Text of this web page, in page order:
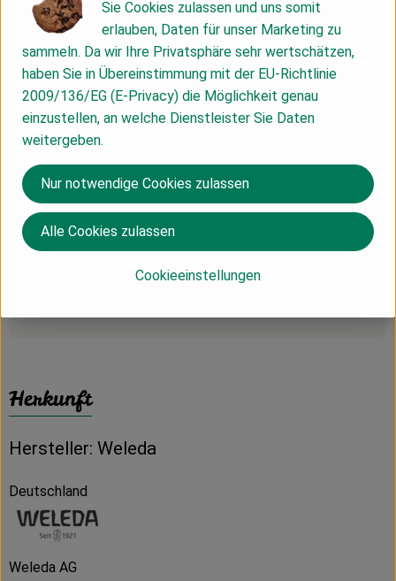
Ingredients (INCI):
Alcohol, Water (Aqua), Fragrance (Parfum)*, Salvia Officinalis
(Sage) Oil, Melaleuca Alternifolia (Tea Tree) Leaf Oil,
Ammonium Glycyrrhizate, Limonene*, Linalool*, Geraniol*,
Coumarin*. *from natural essential oils
(Alle Informationen und Abbildungen zum Produkt wurden
durch die Weleda AG verfasst, die Wiedergabe erfolgt mit
freundlicher Genehmigung durch Weleda, www.weleda.de.)
Produktinformationen
Herkunft
Hersteller: Weleda
Deutschland
Weleda AG
Sie Cookies zulassen und uns somit
erlauben, Daten für unser Marketing zu
sammeln. Da wir Ihre Privatsphäre sehr wertschätzen,
haben Sie in Übereinstimmung mit der EU-Richtlinie
2009/136/EG (E-Privacy) die Möglichkeit genau
einzustellen, an welche Dienstleister Sie Daten
weitergeben.
Cookieeinstellungen
Nur notwendige Cookies zulassen
Alle Cookies zulassen